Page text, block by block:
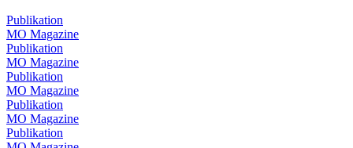
Publikation
MO Magazine
Publikation
MO Magazine
Publikation
MO Magazine
Publikation
MO Magazine
Publikation